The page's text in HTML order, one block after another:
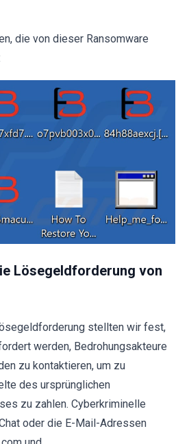
die von dieser Ransomware
Lösegeldforderung von
stellten wir fest,
werden, Bedrohungsakteure
zu kontaktieren, um zu
des ursprünglichen
zu zahlen. Cyberkriminelle
oder die E-Mail-Adressen